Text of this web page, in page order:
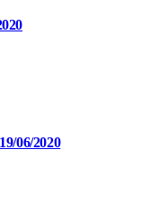
06/2020